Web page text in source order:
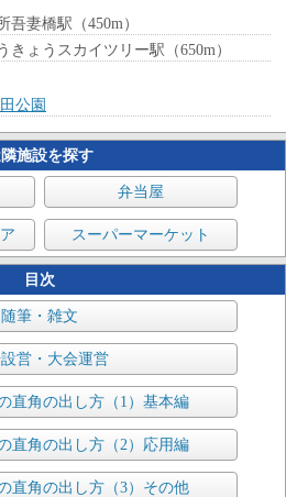
妻橋駅（450m）
きょうスカイツリー駅（650m）
公園
施設を探す
弁当屋
スーパーマーケット
目次
随筆・雑文
営・大会運営
直角の出し方（1）基本編
直角の出し方（2）応用編
直角の出し方（3）その他